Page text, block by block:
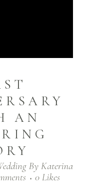
AN
By Katerina
0 Likes